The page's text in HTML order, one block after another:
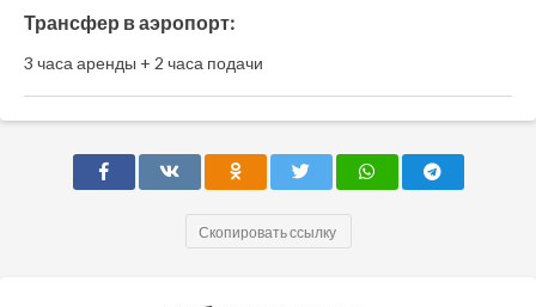
Трансфер в аэропорт:
3 часа аренды + 2 часа подачи
Скопировать ссылку